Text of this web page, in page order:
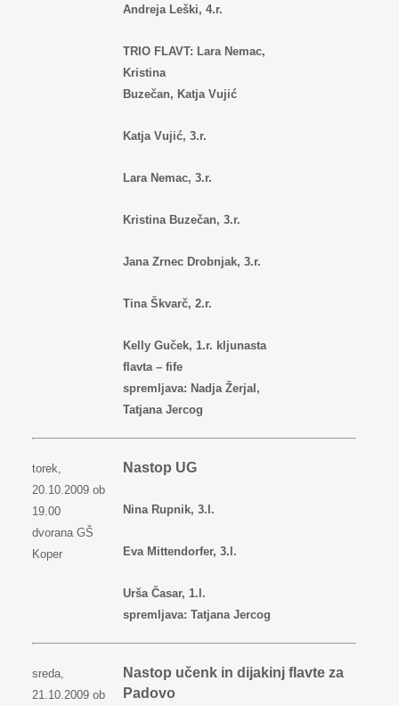
Andreja Leški, 4.r.
TRIO FLAVT: Lara Nemac,
Kristina
Buzečan, Katja Vujić
Katja Vujić, 3.r.
Lara Nemac, 3.r.
Kristina Buzečan, 3.r.
Jana Zrnec Drobnjak, 3.r.
Tina Škvarč, 2.r.
Kelly Guček, 1.r. kljunasta
flavta – fife
spremljava: Nadja Žerjal,
Tatjana Jercog
torek,
20.10.2009 ob
19.00
dvorana GŠ
Koper
Nastop UG
Nina Rupnik, 3.l.
Eva Mittendorfer, 3.l.
Urša Časar, 1.l.
spremljava: Tatjana Jercog
sreda,
21.10.2009 ob
Nastop učenk in dijakinj flavte za
Padovo